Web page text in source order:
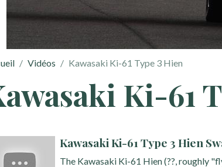
Vidéos Kawasaki Ki-61 Type 3 Hien
Ki-61
Kawasaki Ki-61 Type 3 Hien
The Kawasaki Ki-61 Hien (??, roughly